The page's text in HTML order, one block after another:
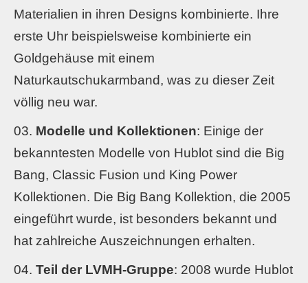
Materialien in ihren Designs kombinierte. Ihre
erste Uhr beispielsweise kombinierte ein
Goldgehäuse mit einem
Naturkautschukarmband, was zu dieser Zeit
völlig neu war.
Modelle und Kollektionen: Einige der
bekanntesten Modelle von Hublot sind die Big
Bang, Classic Fusion und King Power
Kollektionen. Die Big Bang Kollektion, die 2005
eingeführt wurde, ist besonders bekannt und
hat zahlreiche Auszeichnungen erhalten.
Teil der LVMH-Gruppe: 2008 wurde Hublot